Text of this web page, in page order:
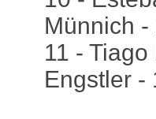
Münnich
11 -
Engstler -